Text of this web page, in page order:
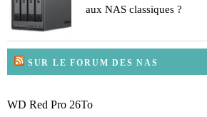
aux NAS classiques ?
SUR LE FORUM DES NAS
WD Red Pro 26To